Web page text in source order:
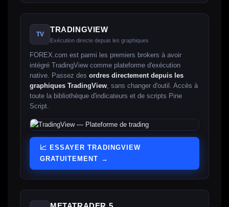
TV
TRADINGVIEW
Exécution directe depuis les graphiques
FOREX.com est parmi les premiers brokers à avoir
intégré TradingView comme plateforme d'exécution
native. Passez des ordres directement depuis les
graphiques TradingView, sans changer d'outil. Accès à
toute la bibliothèque d'indicateurs et de scripts Pine
Script.
📈 ESSAYER TRADINGVIEW
GRATUITEMENT →